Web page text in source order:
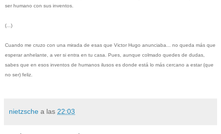
ser humano con sus inventos.
(...)
Cuando me cruzo con una mirada de esas que Victor Hugo anunciaba... no queda más que
esperar anhelante, a ver si entra en tu casa. Pues, aunque colmado quedes de dudas,
sabes que en esos inventos de humanos ilusos es donde está lo más cercano a estar (que
no ser) feliz.
nietzsche a las 22:03